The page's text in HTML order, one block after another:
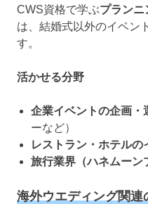
CWS資格で学ぶプランニ
は、結婚式以外のイベン
す。
活かせる分野
企業イベントの企画・
ーなど）
レストラン・ホテル
旅行業界（ハネムーン
海外ウエディング関連